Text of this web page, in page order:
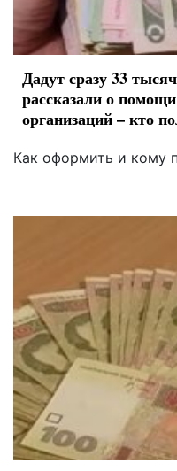
Дадут сразу 33
рассказали о
организаций – кто
Как оформить и кому